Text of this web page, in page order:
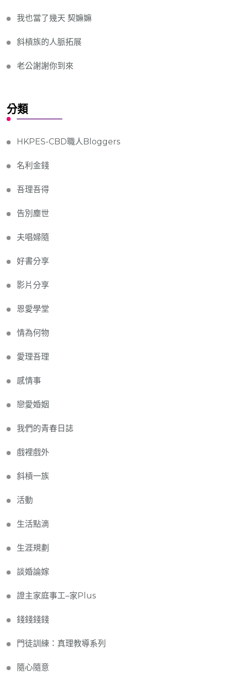
我也當了幾天 契嫲嫲
斜槓族的人脈拓展
老公謝謝你到來
分類
HKPES-CBD職人Bloggers
名利金錢
吾理吾得
告別塵世
夫唱婦隨
好書分享
影片分享
恩愛學堂
情為何物
愛理吾理
感情事
戀愛婚姻
我們的青春日誌
戲裡戲外
斜槓一族
活動
生活點滴
生涯規劃
談婚論嫁
證主家庭事工–家Plus
錢錢錢錢
門徒訓練：真理教導系列
隨心隨意